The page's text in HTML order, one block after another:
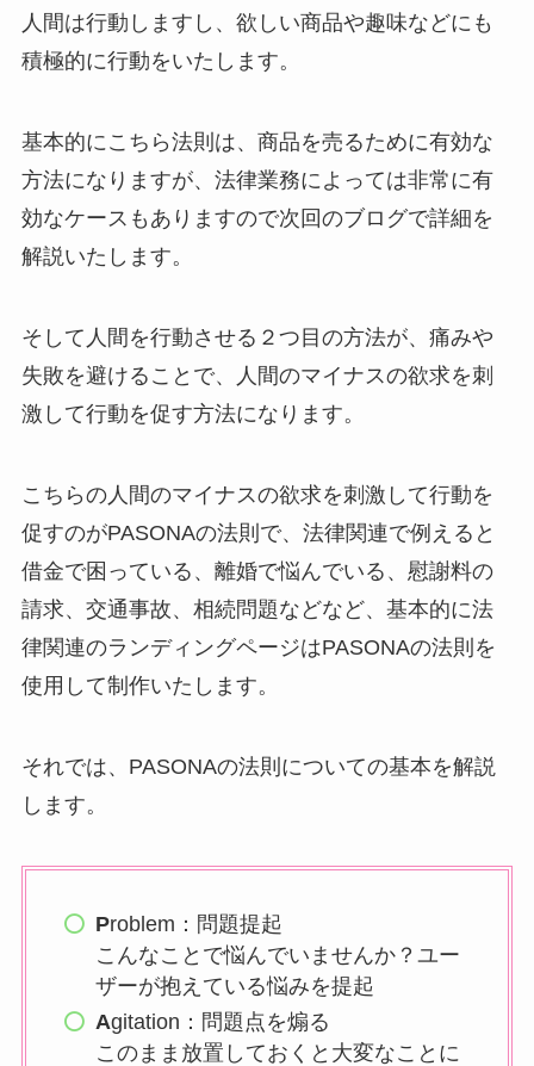
人間は行動しますし、欲しい商品や趣味などにも
積極的に行動をいたします。
基本的にこちら法則は、商品を売るために有効な
方法になりますが、法律業務によっては非常に有
効なケースもありますので次回のブログで詳細を
解説いたします。
そして人間を行動させる２つ目の方法が、痛みや
失敗を避けることで、人間のマイナスの欲求を刺
激して行動を促す方法になります。
こちらの人間のマイナスの欲求を刺激して行動を
促すのがPASONAの法則で、法律関連で例えると
借金で困っている、離婚で悩んでいる、慰謝料の
請求、交通事故、相続問題などなど、基本的に法
律関連のランディングページはPASONAの法則を
使用して制作いたします。
それでは、PASONAの法則についての基本を解説
します。
Problem：問題提起
こんなことで悩んでいませんか？ユー
ザーが抱えている悩みを提起
Agitation：問題点を煽る
このまま放置しておくと大変なことに